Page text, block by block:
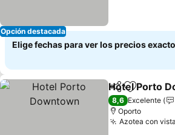
Opción destacada
Elige fechas para ver los precios
Compartir
Agregar
Hotel Porto
8,6 Excelente
Oporto
Azotea con